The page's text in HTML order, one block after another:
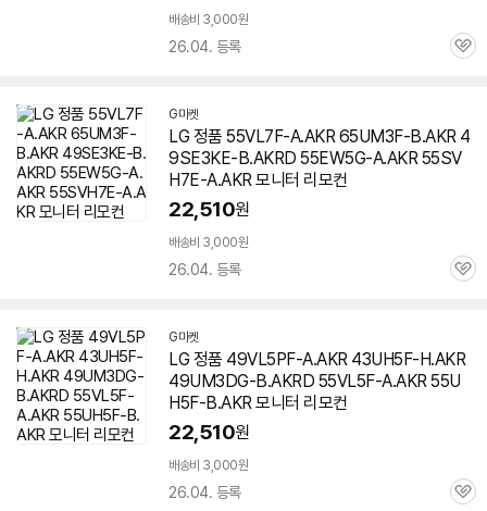
배송비 3,000원
26.04. 등록
관
G마켓
LG 정품 55VL7F-A.AKR 65UM3F-B.AKR 4
9SE3KE-B.AKRD 55EW5G-A.AKR 55SV
H7E-A.AKR 모니터 리모컨
22,510원
배송비 3,000원
26.04. 등록
관
G마켓
LG 정품 49VL5PF-A.AKR 43UH5F-H.AKR
49UM3DG-B.AKRD 55VL5F-A.AKR 55U
H5F-B.AKR 모니터 리모컨
22,510원
배송비 3,000원
26.04. 등록
관